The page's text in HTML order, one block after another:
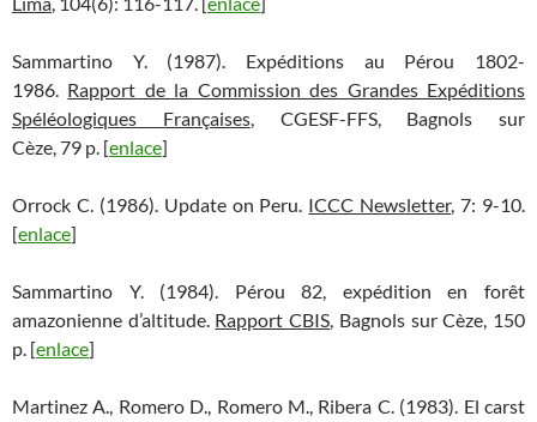
Sammartino Y. (1987). Expéditions au Pérou 1802-
1986. Rapport de la Commission des Grandes Expéditions
Spéléologiques Françaises, CGESF-FFS, Bagnols sur
Cèze, 79 p. [enlace]
Orrock C. (1986). Update on Peru. ICCC Newsletter, 7: 9-10.
[enlace]
Sammartino Y. (1984). Pérou 82, expédition en forêt
amazonienne d’altitude. Rapport CBIS, Bagnols sur Cèze, 150
p. [enlace]
Martinez A., Romero D., Romero M., Ribera C. (1983). El carst